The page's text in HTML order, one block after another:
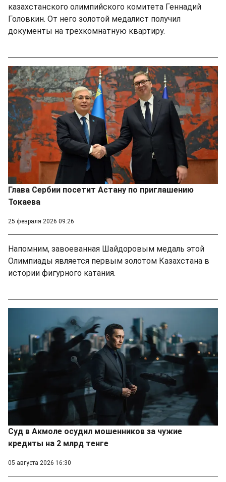
казахстанского олимпийского комитета Геннадий
Головкин. От него золотой медалист получил
документы на трехкомнатную квартиру.
Глава Сербии посетит Астану по приглашению
Токаева
25 февраля 2026 09:26
Напомним, завоеванная Шайдоровым медаль этой
Олимпиады является первым золотом Казахстана в
истории фигурного катания.
Суд в Акмоле осудил мошенников за чужие
кредиты на 2 млрд тенге
05 августа 2026 16:30